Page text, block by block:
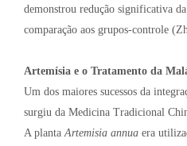
demonstrou redução significativa
comparação aos grupos-controle
Artemísia e o Tratamento da
Um dos maiores sucessos da
surgiu da Medicina Tradicional
A planta Artemisia annua era